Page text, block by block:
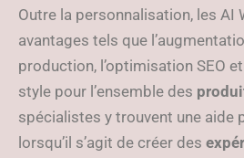
Outre la personnalisation, les
avantages tels que
production, l’optimisation SEO
style pour l’ensemble des
spécialistes y trouvent une aide
lorsqu’il s’agit de créer des